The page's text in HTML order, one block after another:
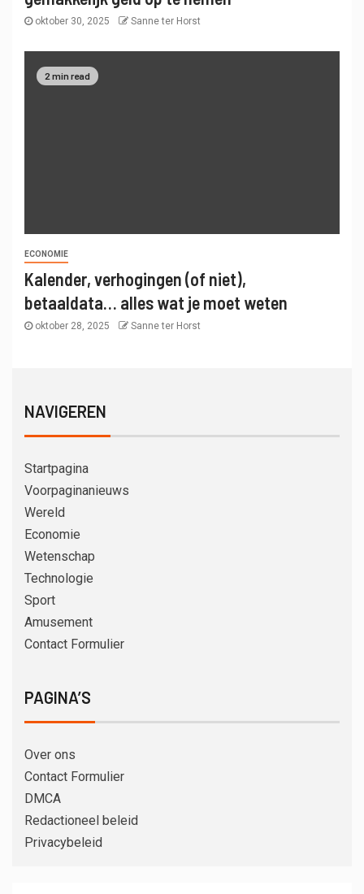
oktober 30, 2025 Sanne ter Horst
2 min read
ECONOMIE
Kalender, verhogingen (of niet),
betaaldata… alles wat je moet weten
oktober 28, 2025 Sanne ter Horst
NAVIGEREN
Startpagina
Voorpaginanieuws
Wereld
Economie
Wetenschap
Technologie
Sport
Amusement
Contact Formulier
PAGINA’S
Over ons
Contact Formulier
DMCA
Redactioneel beleid
Privacybeleid